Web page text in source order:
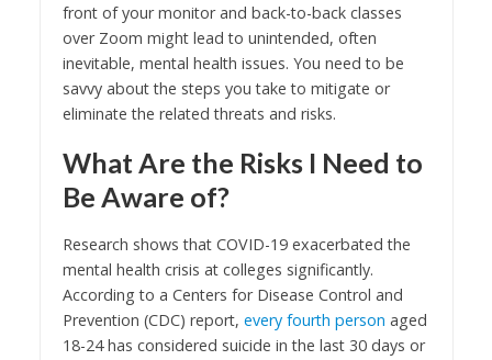
front of your monitor and back-to-back classes
over Zoom might lead to unintended, often
inevitable, mental health issues. You need to be
savvy about the steps you take to mitigate or
eliminate the related threats and risks.
What Are the Risks I Need to
Be Aware of?
Research shows that COVID-19 exacerbated the
mental health crisis at colleges significantly.
According to a Centers for Disease Control and
Prevention (CDC) report, every fourth person aged
18-24 has considered suicide in the last 30 days or